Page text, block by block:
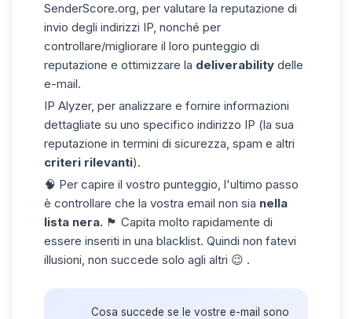
SenderScore.org, per valutare la reputazione di
invio degli indirizzi IP, nonché per
controllare/migliorare il loro punteggio di
reputazione e ottimizzare la deliverability delle
e-mail.
IP Alyzer, per analizzare e fornire informazioni
dettagliate su uno specifico indirizzo IP (la sua
reputazione in termini di sicurezza, spam e altri
criteri rilevanti).
🧠 Per capire il vostro punteggio, l'ultimo passo
è controllare che la vostra email non sia nella
lista nera. 🏴 Capita molto rapidamente di
essere inseriti in una blacklist. Quindi non fatevi
illusioni, non succede solo agli altri 😉 .
Cosa succede se le vostre e-mail sono